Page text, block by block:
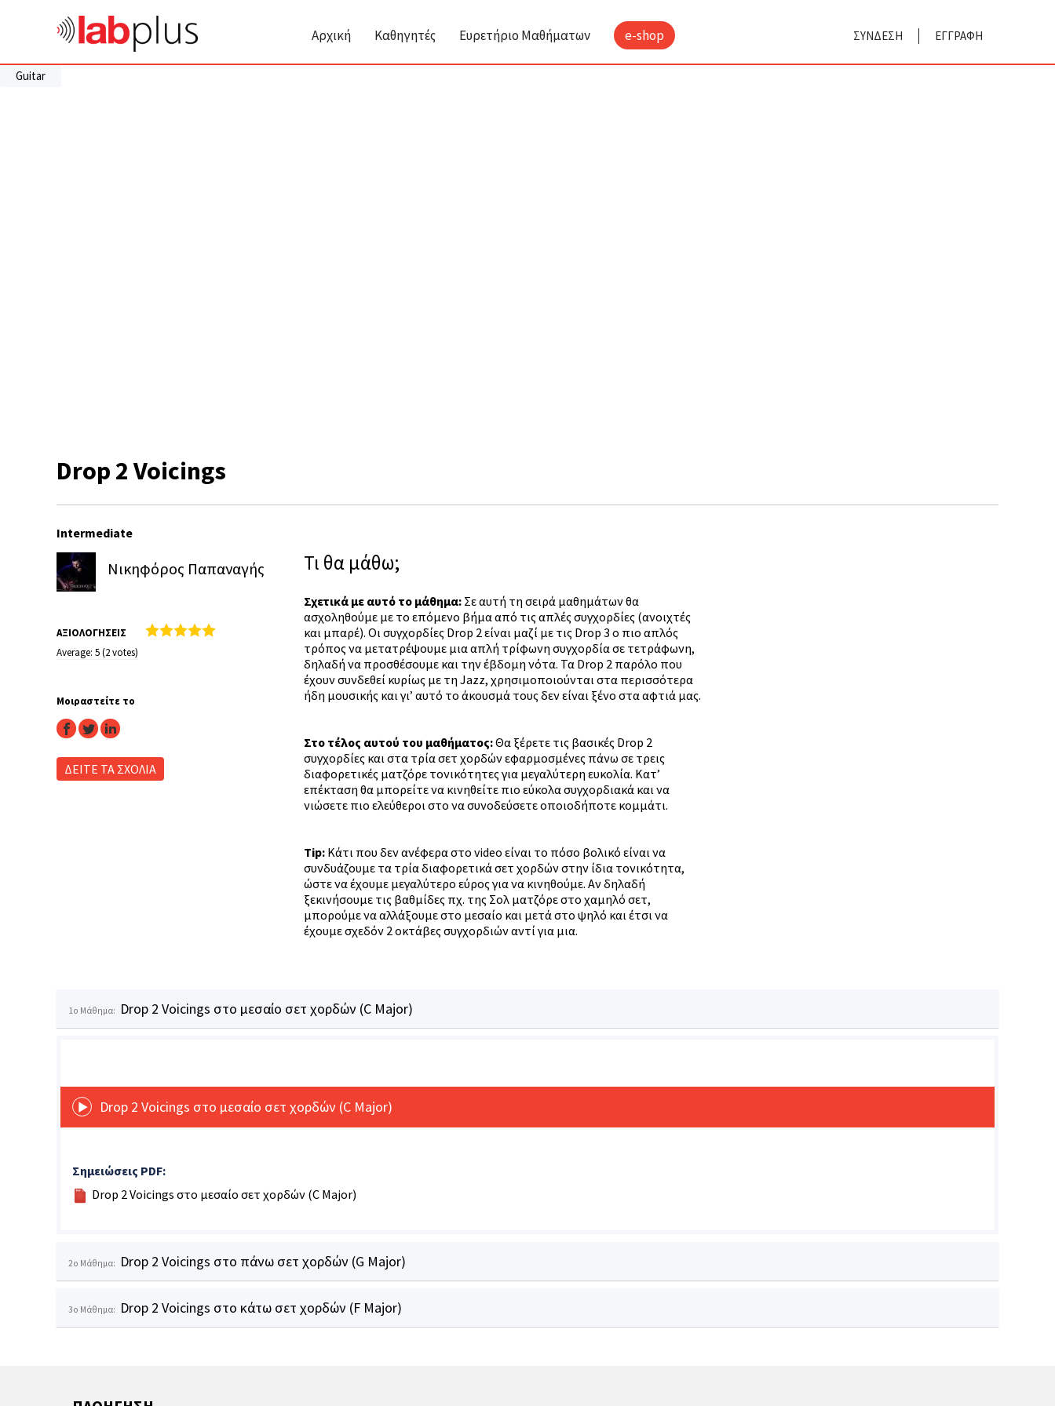
Αρχική Καθηγητές Ευρετήριο Μαθήματων e-shop ΣΥΝΔΕΣΗ ΕΓΓΡΑΦΗ
Guitar
Drop 2 Voicings
Intermediate
Νικηφόρος Παπαναγής
ΑΞΙΟΛΟΓΗΣΕΙΣ
Average: 5(2votes)
Μοιραστείτε το
facebook
twitterlinkedin
ΔΕΙΤΕ ΤΑ ΣΧΟΛΙΑ
Τι θα μάθω;
Σχετικά με αυτό το μάθημα: Σε αυτή τη σειρά μαθημάτων θα
ασχοληθούμε με το επόμενο βήμα από τις απλές συγχορδίες (ανοιχτές
και μπαρέ). Οι συγχορδίες Drop 2 είναι μαζί με τις Drop 3 ο πιο απλός
τρόπος να μετατρέψουμε μια απλή τρίφωνη συγχορδία σε τετράφωνη,
δηλαδή να προσθέσουμε και την έβδομη νότα. Τα Drop 2 παρόλο που
έχουν συνδεθεί κυρίως με τη Jazz, χρησιμοποιούνται στα περισσότερα
ήδη μουσικής και γι’ αυτό το άκουσμά τους δεν είναι ξένο στα αφτιά μας.
Στο τέλος αυτού του μαθήματος:Θα ξέρετε τις βασικές Drop 2
συγχορδίες και στα τρία σετ χορδών εφαρμοσμένες πάνω σε τρεις
διαφορετικές ματζόρε τονικότητες για μεγαλύτερη ευκολία. Κατ’
επέκταση θα μπορείτε να κινηθείτε πιο εύκολα συγχορδιακά και να
νιώσετε πιο ελεύθεροι στο να συνοδεύσετε οποιοδήποτε κομμάτι.
Tip: Κάτι που δεν ανέφερα στο video είναι το πόσο βολικό είναι να
συνδυάζουμε τα τρία διαφορετικά σετ χορδών στην ίδια τονικότητα,
ώστε να έχουμε μεγαλύτερο εύρος για να κινηθούμε. Αν δηλαδή
ξεκινήσουμε τις βαθμίδες πχ. της Σολ ματζόρε στο χαμηλό σετ,
μπορούμε να αλλάξουμε στο μεσαίο και μετά στο ψηλό και έτσι να
έχουμε σχεδόν 2 οκτάβες συγχορδιών αντί για μια.
1o Μάθημα: Drop 2 Voicings στο μεσαίο σετ χορδών (C Major)
Drop 2 Voicings στο μεσαίο σετ χορδών (C Major)
Σημειώσεις PDF:
Drop 2 Voicings στο μεσαίο σετ χορδών (C Major)
2o Μάθημα: Drop 2 Voicings στο πάνω σετ χορδών (G Major)
3o Μάθημα: Drop 2 Voicings στο κάτω σετ χορδών (F Major)